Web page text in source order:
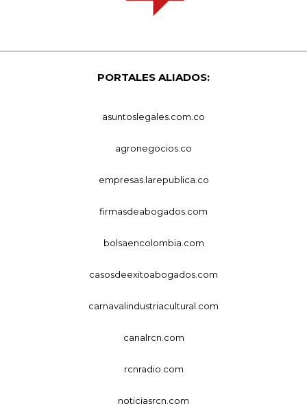
PORTALES ALIADOS:
asuntoslegales.com.co
agronegocios.co
empresas.larepublica.co
firmasdeabogados.com
bolsaencolombia.com
casosdeexitoabogados.com
carnavalindustriacultural.com
canalrcn.com
rcnradio.com
noticiasrcn.com